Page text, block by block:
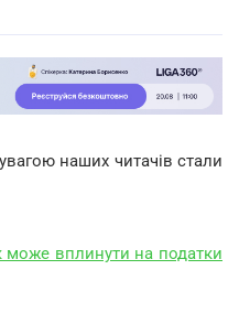
наших читачів стали
може вплинути на податки